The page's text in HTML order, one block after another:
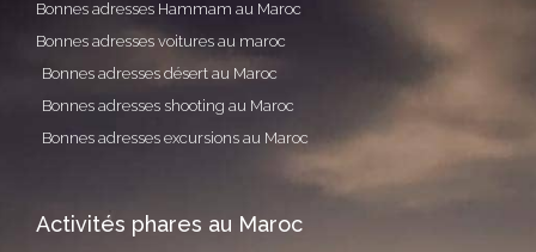
Bonnes adresses Hammam au Maroc
Bonnes adresses voitures au maroc
Bonnes adresses désert au Maroc
Bonnes adresses shooting au Maroc
Bonnes adresses excursions au Maroc
Activités phares au Maroc